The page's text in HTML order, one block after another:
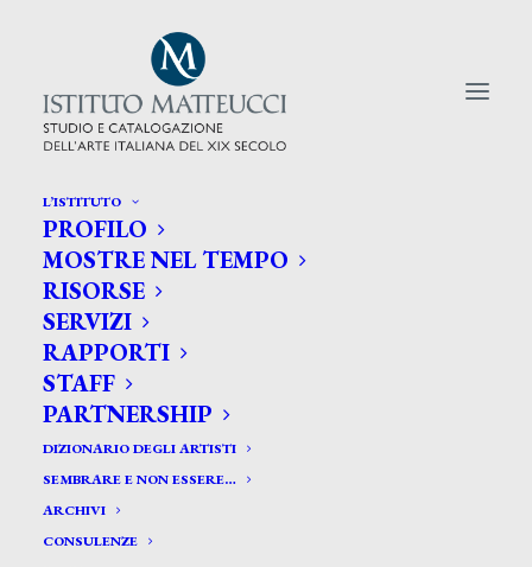
L’ISTITUTO
PROFILO
MOSTRE NEL TEMPO
RISORSE
SERVIZI
RAPPORTI
STAFF
PARTNERSHIP
DIZIONARIO DEGLI ARTISTI
SEMBRARE E NON ESSERE…
ARCHIVI
CONSULENZE
CERCA TRA GLI ARTISTI:
Search
for:
D’Agostino Gaetano *